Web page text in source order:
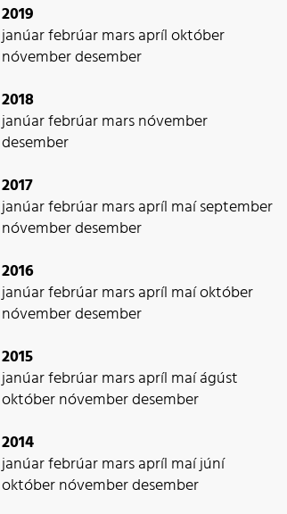
2019
janúarfebrúarmarsapríloktóber
nóvemberdesember
2018
janúarfebrúarmarsnóvember
desember
2017
janúarfebrúarmarsapríl maíseptember
nóvemberdesember
2016
janúarfebrúarmarsapríl maíoktóber
nóvemberdesember
2015
janúarfebrúarmarsapríl maíágúst
októbernóvemberdesember
2014
janúarfebrúarmarsapríl maíjúní
októbernóvemberdesember